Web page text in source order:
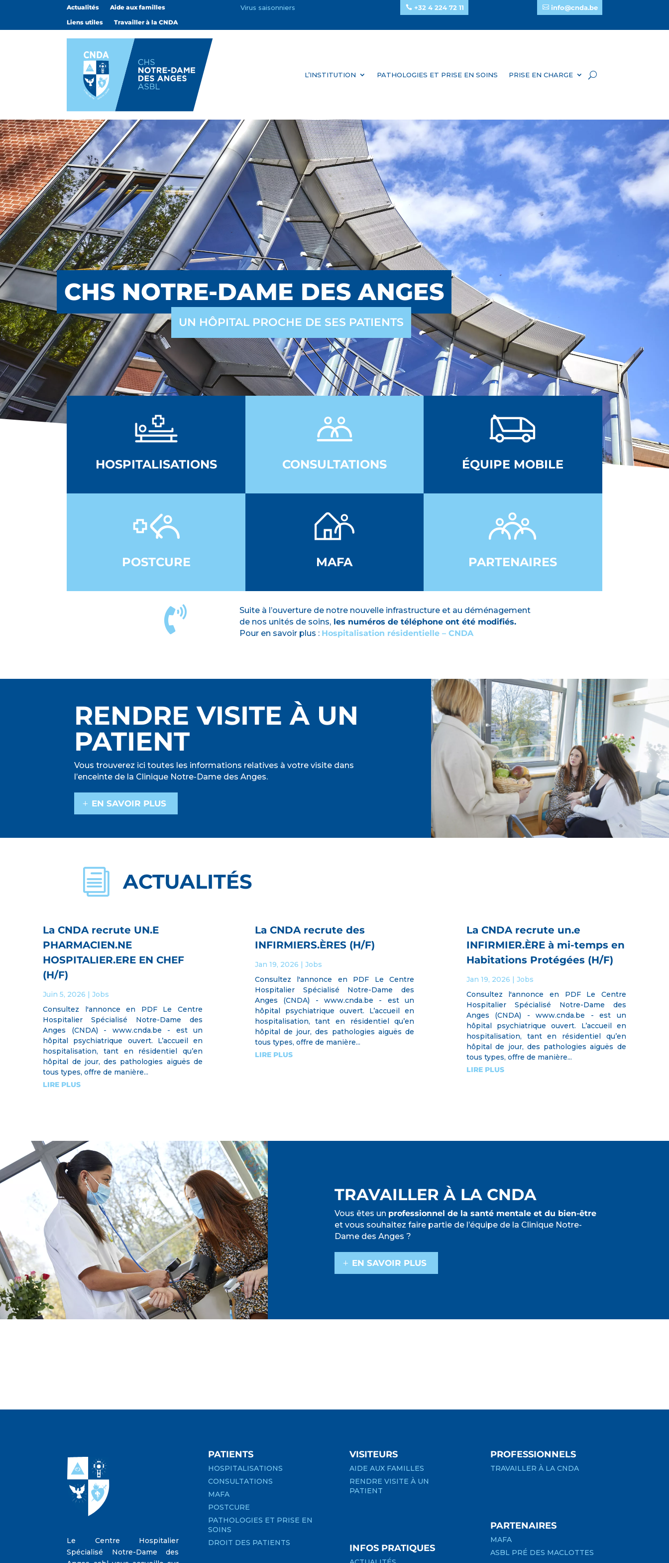
Actualités
Aide aux familles
Liens utiles
Travailler à la CNDA
Virus saisonniers +32 4 224 72 11 info@cnda.be
L’INSTITUTION PATHOLOGIES ET PRISE EN SOINS PRISE EN CHARGE
CHS NOTRE-DAME DES ANGES
UN HÔPITAL PROCHE DE SES PATIENTS
HOSPITALISATIONS CONSULTATIONS ÉQUIPE MOBILE
POSTCURE MAFA PARTENAIRES

Suite à l’ouverture de notre nouvelle infrastructure et au déménagement
de nos unités de soins, les numéros de téléphone ont été modifiés.
Pour en savoir plus : Hospitalisation résidentielle – CNDA
RENDRE VISITE À UN
PATIENT
Vous trouverez ici toutes les informations relatives à votre visite dans
l’enceinte de la Clinique Notre-Dame des Anges.
EN SAVOIR PLUS
i ACTUALITÉS
La CNDA recrute UN.E
PHARMACIEN.NE
HOSPITALIER.ERE EN CHEF
(H/F)
Juin 5, 2026 |Jobs
Consultez l'annonce en PDF Le Centre
Hospitalier Spécialisé Notre-Dame des
Anges (CNDA) - www.cnda.be - est un
hôpital psychiatrique ouvert. L’accueil en
hospitalisation, tant en résidentiel qu’en
hôpital de jour, des pathologies aiguës de
tous types, offre de manière...
LIRE PLUS
La CNDA recrute des
INFIRMIERS.ÈRES (H/F)
Jan 19, 2026 | Jobs
Consultez l'annonce en PDF Le Centre
Hospitalier Spécialisé Notre-Dame des
Anges (CNDA) - www.cnda.be - est un
hôpital psychiatrique ouvert. L’accueil en
hospitalisation, tant en résidentiel qu’en
hôpital de jour, des pathologies aiguës de
tous types, offre de manière...
LIRE PLUS
La CNDA recrute un.e
INFIRMIER.ÈRE à mi-temps en
Habitations Protégées (H/F)
Jan 19, 2026 | Jobs
Consultez l'annonce en PDF Le Centre
Hospitalier Spécialisé Notre-Dame des
Anges (CNDA) - www.cnda.be - est un
hôpital psychiatrique ouvert. L’accueil en
hospitalisation, tant en résidentiel qu’en
hôpital de jour, des pathologies aiguës de
tous types, offre de manière...
LIRE PLUS
TRAVAILLER À LA CNDA
Vous êtes un professionnel de la santé mentale et du bien-être
et vous souhaitez faire partie de l’équipe de la Clinique Notre-
Dame des Anges ?
EN SAVOIR PLUS
Le Centre Hospitalier
Spécialisé Notre-Dame des
PATIENTS
HOSPITALISATIONS
CONSULTATIONS
MAFA
POSTCURE
PATHOLOGIES ET PRISE EN
SOINS
DROIT DES PATIENTS
VISITEURS
AIDE AUX FAMILLES
RENDRE VISITE À UN
PATIENT
INFOS PRATIQUES
PROFESSIONNELS
TRAVAILLER À LA CNDA
PARTENAIRES
MAFA
ASBL PRÉ DES MACLOTTES